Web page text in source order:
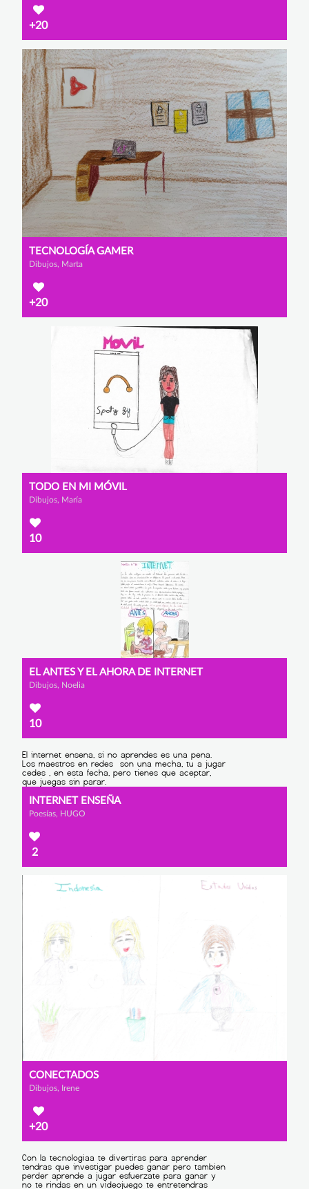
+20
TECNOLOGÍA GAMER
Dibujos, Marta
+20
TODO EN MI MÓVIL
Dibujos, María
10
EL ANTES Y EL AHORA DE INTERNET
Dibujos, Noelia
10
INTERNET ENSEÑA
Poesías, HUGO
2
CONECTADOS
Dibujos, Irene
+20